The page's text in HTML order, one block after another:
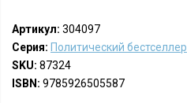
Артикул: 304097
Серия: Политический бестселлер
SKU: 87324
ISBN: 9785926505587